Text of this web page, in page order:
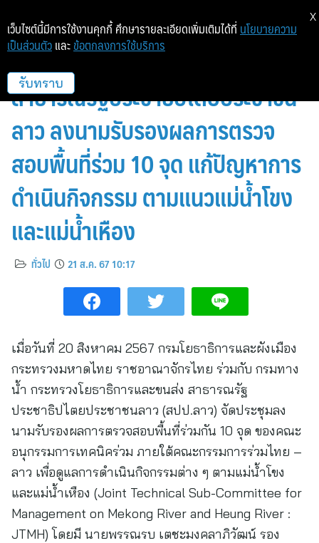
กรมโยธาธิการและผังเมือง ร่วมกับ
สาธารณรัฐประชาธิปไตยประชาชน
ลาว ลงนามรับรองผลการตรวจ
สอบพื้นที่ร่วม 10 จุด แก้ปัญหาการ
ดำเนินกิจกรรม ตามแนวแม่น้ำโขง
และแม่น้ำเหือง
ทั่วไป 21 ส.ค. 67 10:17
เมื่อวันที่ 20 สิงหาคม 2567 กรมโยธาธิการและผังเมือง
กระทรวงมหาดไทย ราชอาณาจักรไทย ร่วมกับ กรมทาง
น้ำ กระทรวงโยธาธิการและขนส่ง สาธารณรัฐ
ประชาธิปไตยประชาชนลาว (สปป.ลาว) จัดประชุมลง
นามรับรองผลการตรวจสอบพื้นที่ร่วมกัน 10 จุด ของคณะ
อนุกรรมการเทคนิคร่วม ภายใต้คณะกรรมการร่วมไทย –
ลาว เพื่อดูแลการดำเนินกิจกรรมต่าง ๆ ตามแม่น้ำโขง
และแม่น้ำเหือง (Joint Technical Sub-Committee for
Management on Mekong River and Heung River :
JTMH) โดยมี นายพรรณรบ เตชะมงคลาภิวัฒน์ รอง
เว็บไซต์นี้มีการใช้งานคุกกี้ ศึกษารายละเอียดเพิ่มเติมได้ที่ นโยบายความ
เป็นส่วนตัว และ ข้อตกลงการใช้บริการ
รับทราบ
X